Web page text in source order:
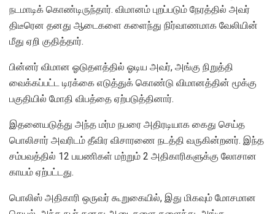
நடமாடிக் கொண்டிருந்தார். விமானம் புறப்படும் நேரத்தில் அவர்
திடீரென தனது ஆடைகளை களைந்து நிர்வாணமாக வேலியின்
மீது ஏறி குதித்தார்.
பின்னர் விமான ஓடுதளத்தில் ஓடிய அவர், அங்கு நிறுத்தி
வைக்கப்பட்ட டிரக்கை எடுத்துக் கொண்டு விமானத்தின் மூக்கு
பகுதியில் மோதி விபத்தை ஏற்படுத்தினார்.
இதனையடுத்து அந்த மர்ம நபரை அதிரடியாக கைது செய்த
பொலிசார் அவரிடம் தீவிர விசாரணை நடத்தி வருகின்றனர். இந்த
சம்பவத்தில் 12 பயணிகள் மற்றும் 2 அதிகாரிகளுக்கு லோசான
காயம் ஏற்பட்டது.
பொலிஸ் அதிகாரி ஒருவர் கூறுகையில், இது மிகவும் மோசமான